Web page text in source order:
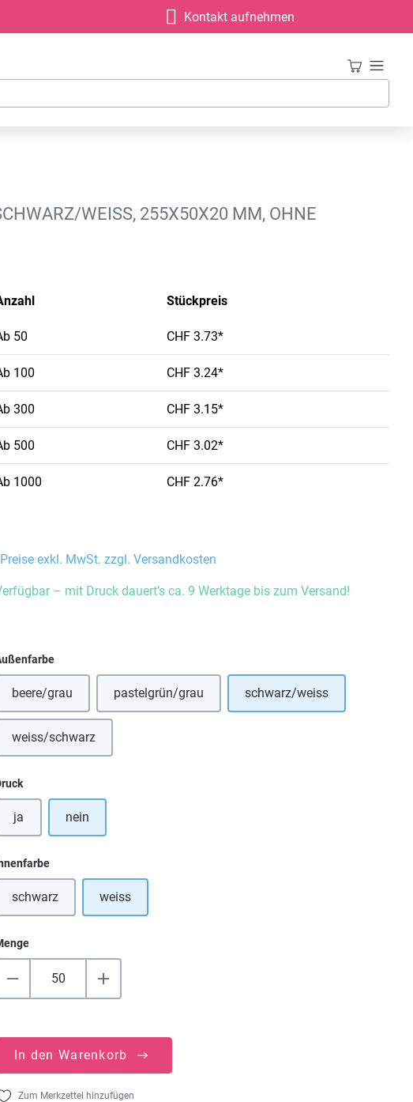
Kontakt aufnehmen
WEISS, 255X50X20 MM, OHNE
Stückpreis
50 CHF 3.73*
100 CHF 3.24*
300 CHF 3.15*
500 CHF 3.02*
1000 CHF 2.76*
exkl. MwSt. zzgl. Versandkosten
– mit Druck dauert’s ca. 9 Werktage bis zum Versand!
auswählen
beere/grau(Diese Option ist zurzeit nicht verfügbar.)
pastelgrün/grau(Diese Option ist zurzeit nicht verfügbar.)
schwarz/weiss
weiss/schwarz(Diese Option ist zurzeit nicht verfügbar.)
auswählen
ja nein
auswählen
schwarz(Diese Option ist zurzeit nicht verfügbar.)
weiss
In den Warenkorb
Zum Merkzettel hinzufügen